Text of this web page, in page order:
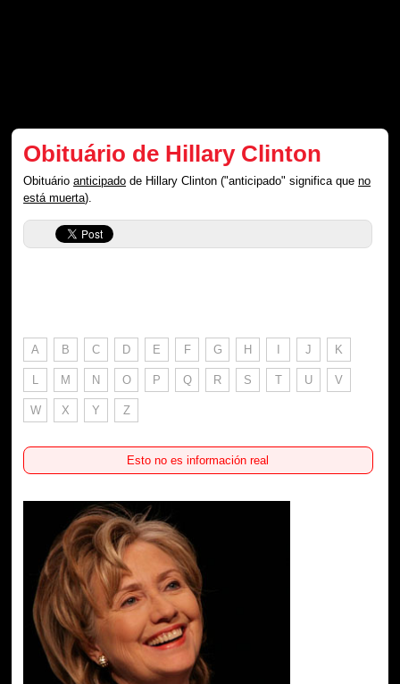
Obituário de Hillary Clinton
Obituárioanticipado de Hillary Clinton ("anticipado" significa queno
está muerta).
A B C D E F G H I J K
L M N O P Q R S T U V
W X Y Z
Esto no es información real